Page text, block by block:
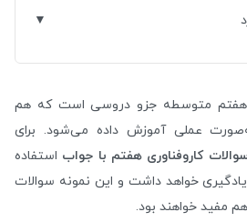
هفتم متوسطه جزو دروسی است که هم
عملی آموزش داده می‌شود. برای
کاروفناوری هفتم با جواب استفاده
خواهد داشت و این نمونه سوالات
مفید خواهند بود.